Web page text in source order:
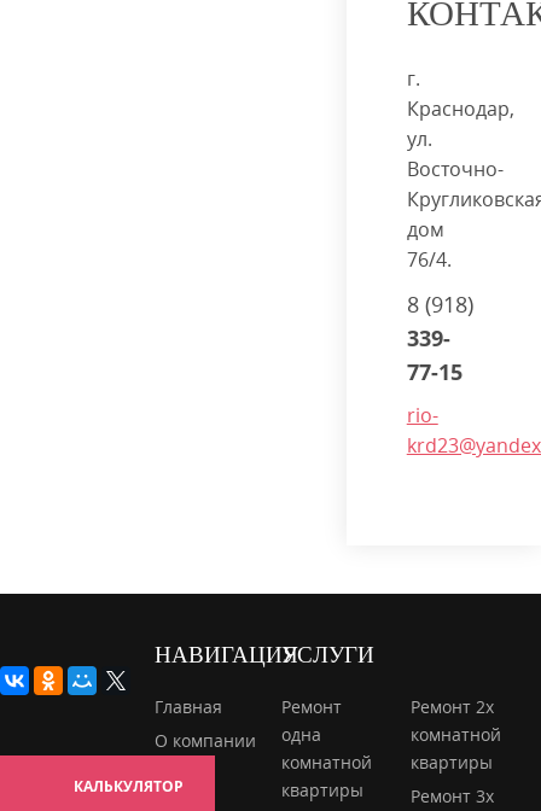
г.
Краснодар,
ул.
Восточно-
дом
76/4.
8 (918)
339-
77-15
rio-
КАЛЬКУЛЯТОР
НАВИГАЦИЯ
Главная
О компании
УСЛУГИ
Ремонт
одна
комнатной
квартиры
Ремонт 2х
комнатной
квартиры
Ремонт 3х